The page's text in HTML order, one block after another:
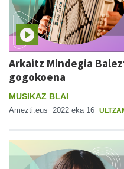
Arkaitz Mindegia
gogokoena
MUSIKAZ BLAI
Amezti.eus 2022 eka 16